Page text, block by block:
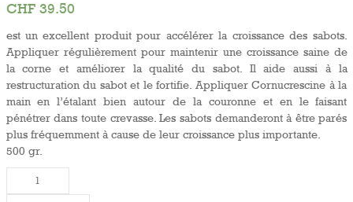
CHF39.50
est un excellent produit pour accélérer la croissance des sabots.
Appliquer régulièrement pour maintenir une croissance saine de
la corne et améliorer la qualité du sabot. Il aide aussi à la
restructuration du sabot et le fortifie. Appliquer Cornucrescine à la
main en l’étalant bien autour de la couronne et en le faisant
pénétrer dans toute crevasse. Les sabots demanderont à être parés
plus fréquemment à cause de leur croissance plus importante.
500 gr.
Cornucrescine